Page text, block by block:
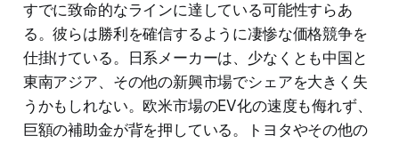
すでに致命的なラインに達している可能性すらあ
る。彼らは勝利を確信するように凄惨な価格競争を
仕掛けている。日系メーカーは、少なくとも中国と
東南アジア、その他の新興市場でシェアを大きく失
うかもしれない。欧米市場のEV化の速度も侮れず、
巨額の補助金が背を押している。トヨタやその他の